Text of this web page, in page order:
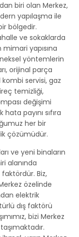
biri olan Merkez,
yapılaşma ile
bölgedir.
ve sokaklarda
yapısına
yöntemlerin
orijinal parça
servisi, gaz
temizliği,
değişimi
payını sıfıra
her bir
çözümüdür.
ve yeni binaların
alanında
Biz,
özelinde
elektrik
dış faktörü
bizi Merkez